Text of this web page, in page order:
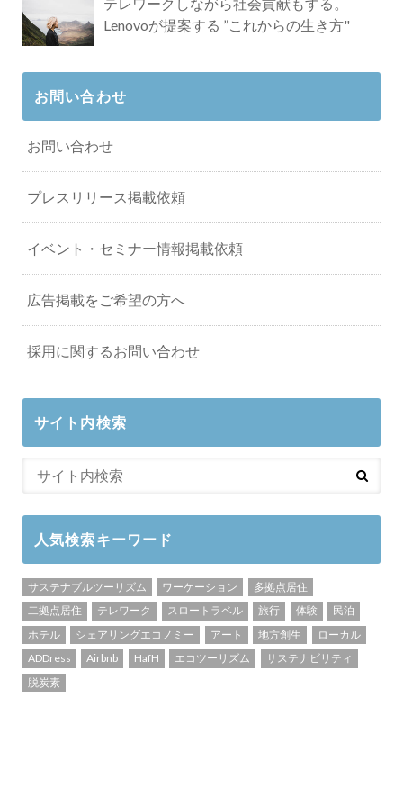
テレワークしながら社会貢献もする。
Lenovoが提案する ”これからの生き方"
お問い合わせ
お問い合わせ
プレスリリース掲載依頼
イベント・セミナー情報掲載依頼
広告掲載をご希望の方へ
採用に関するお問い合わせ
サイト内検索
人気検索キーワード
サステナブルツーリズム ワーケーション
多拠点居住
二拠点居住
テレワーク スロートラベル 旅行 体験
民泊
ホテル
シェアリングエコノミー アート 地方創生
ローカル
ADDress
Airbnb HafH エコツーリズム
サステナビリティ
脱炭素